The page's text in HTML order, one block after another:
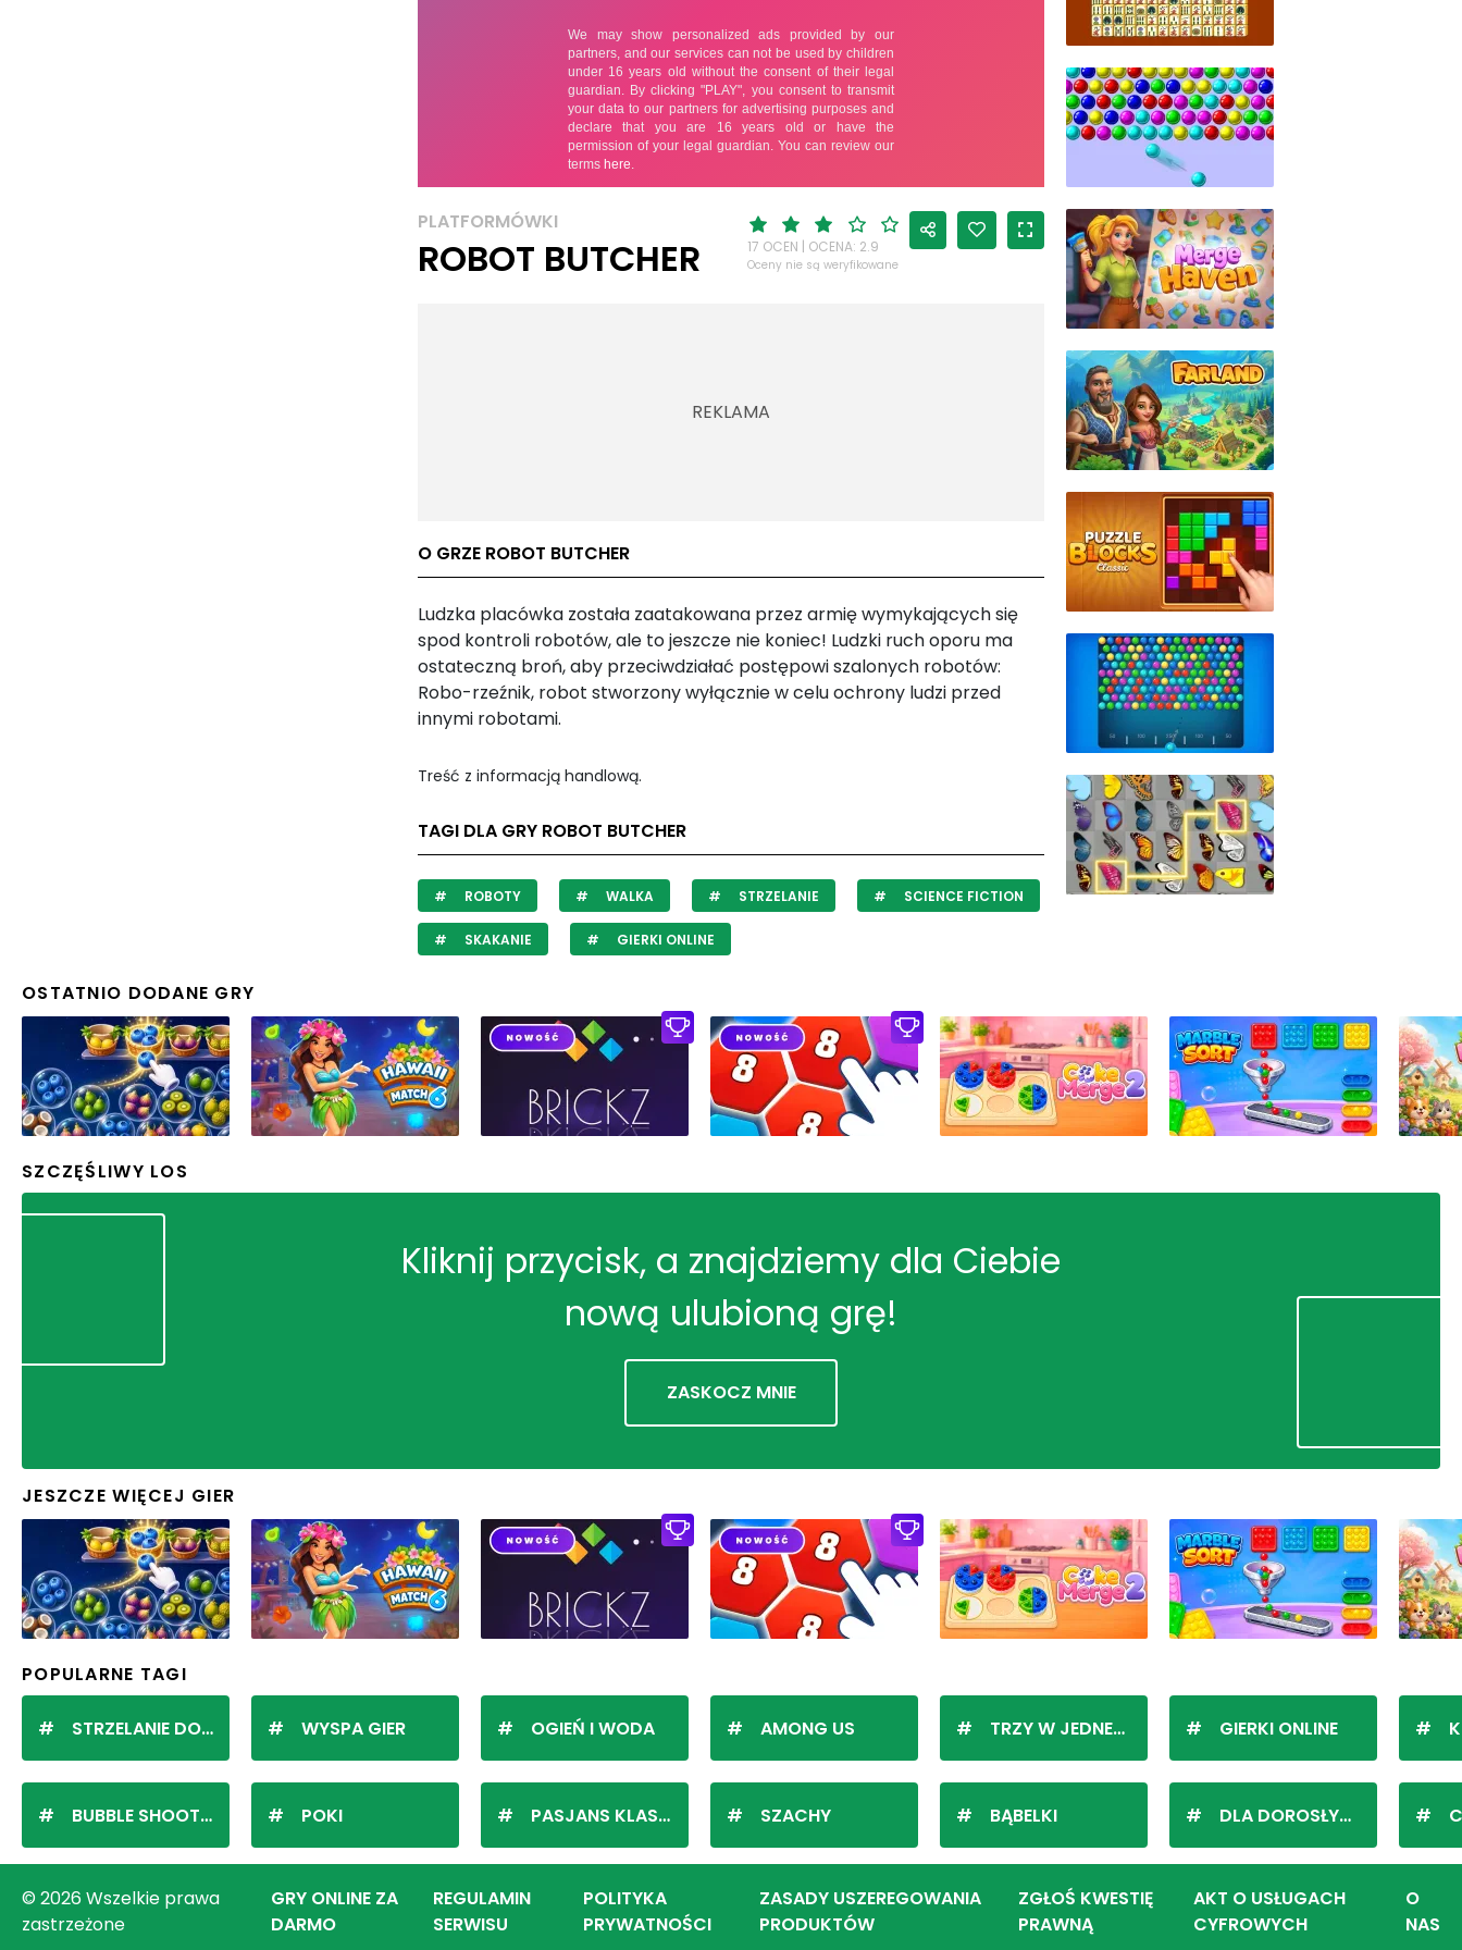
PLATFORMÓWKI
ROBOT BUTCHER 17 OCEN | OCENA: 2.9
Oceny nie są weryfikowane
O GRZE ROBOT BUTCHER
Ludzka placówka została zaatakowana przez armię wymykających się
spod kontroli robotów, ale to jeszcze nie koniec! Ludzki ruch oporu ma
ostateczną broń, aby przeciwdziałać postępowi szalonych robotów:
Robo-rzeźnik, robot stworzony wyłącznie w celu ochrony ludzi przed
innymi robotami.
Treść z informacją handlową.
TAGI DLA GRY ROBOT BUTCHER
ROBOTY WALKA STRZELANIE SCIENCE FICTION
SKAKANIE GIERKI ONLINE
OSTATNIO DODANE GRY
SZCZĘŚLIWY LOS
Kliknij przycisk, a znajdziemy dla Ciebie
nową ulubioną grę!
ZASKOCZ MNIE
JESZCZE WIĘCEJ GIER
POPULARNE TAGI
STRZELANIE DO KULEK
BUBBLE SHOOTER
WYSPA GIER
POKI
OGIEŃ I WODA
PASJANS KLASYCZNY
AMONG US
SZACHY
TRZY W JEDNEJ LINII
BĄBELKI
GIERKI ONLINE
DLA DOROSŁYCH
© 2026 Wszelkie prawa
zastrzeżone
GRY ONLINE ZA
DARMO
REGULAMIN
SERWISU
POLITYKA
PRYWATNOŚCI
ZASADY USZEREGOWANIA
PRODUKTÓW
ZGŁOŚ KWESTIĘ
PRAWNĄ
AKT O USŁUGACH
CYFROWYCH
O
NAS